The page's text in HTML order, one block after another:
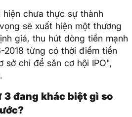
hiện chưa thực sự thành
sẽ xuất hiện một thương
giá, thu hút dòng tiền mạnh
2018 từng có thời điểm tiền
sở chỉ để săn cơ hội IPO",
3 đang khác biệt gì so